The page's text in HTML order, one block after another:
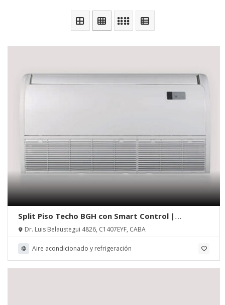
Split Piso Techo BGH con Smart Control |
Isoterma S.R.L.
Dr. Luis Belaustegui 4826, C1407EYF, CABA
Aire acondicionado y refrigeración